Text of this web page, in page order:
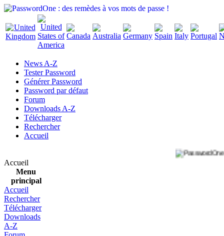
News A-Z
Tester Password
Générer Password
Password par défaut
Forum
Downloads A-Z
Télécharger
Rechercher
Accueil
Accueil
Menu
principal
Accueil
Rechercher
Télécharger
Downloads
A-Z